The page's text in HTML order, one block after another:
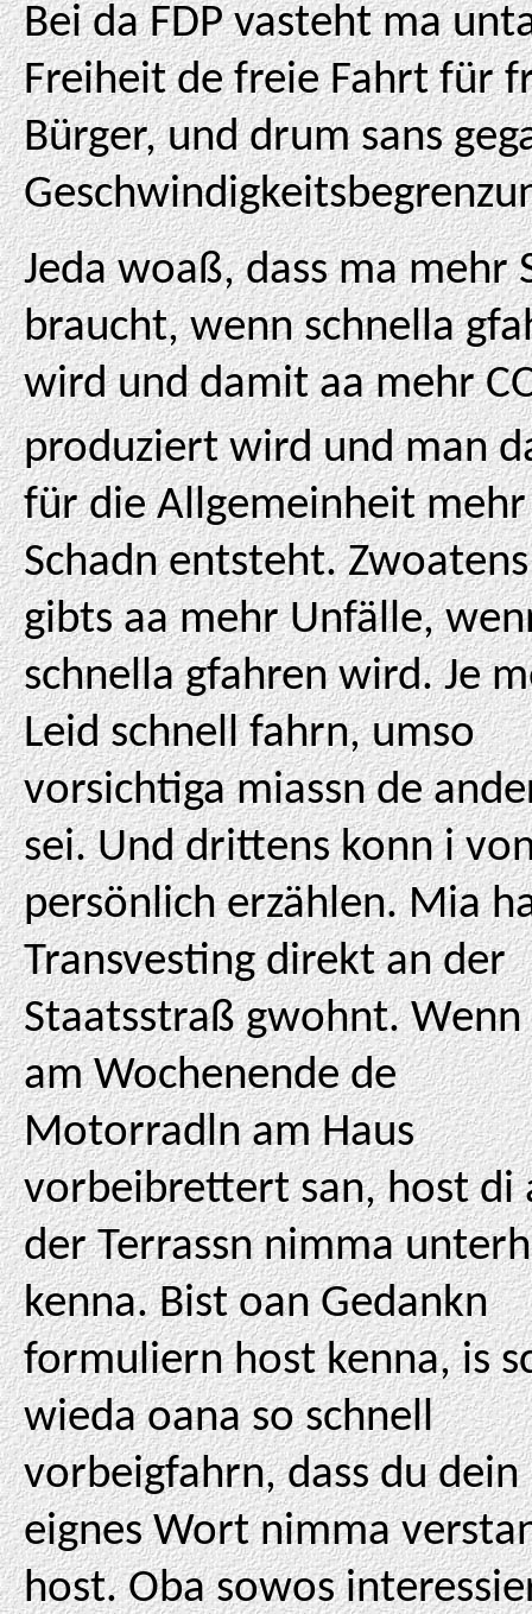
Bei da FDP vasteht ma
Freiheit de freie Fahrt für
Bürger, und drum sans
Jeda woaß, dass ma mehr
braucht, wenn schnella
wird und damit aa mehr
produziert wird und man
für die Allgemeinheit mehr
Schadn entsteht. Zwoatens
gibts aa mehr Unfälle,
schnella gfahren wird. Je
Leid schnell fahrn, umso
vorsichtiga miassn de
sei. Und drittens konn i
persönlich erzählen. Mia
Transvesting direkt an der
Staatsstraß gwohnt. Wenn
am Wochenende de
Motorradln am Haus
vorbeibrettert san, host di
der Terrassn nimma
kenna. Bist oan Gedankn
formuliern host kenna, is
wieda oana so schnell
vorbeigfahrn, dass du dein
eignes Wort nimma
host. Oba sowos